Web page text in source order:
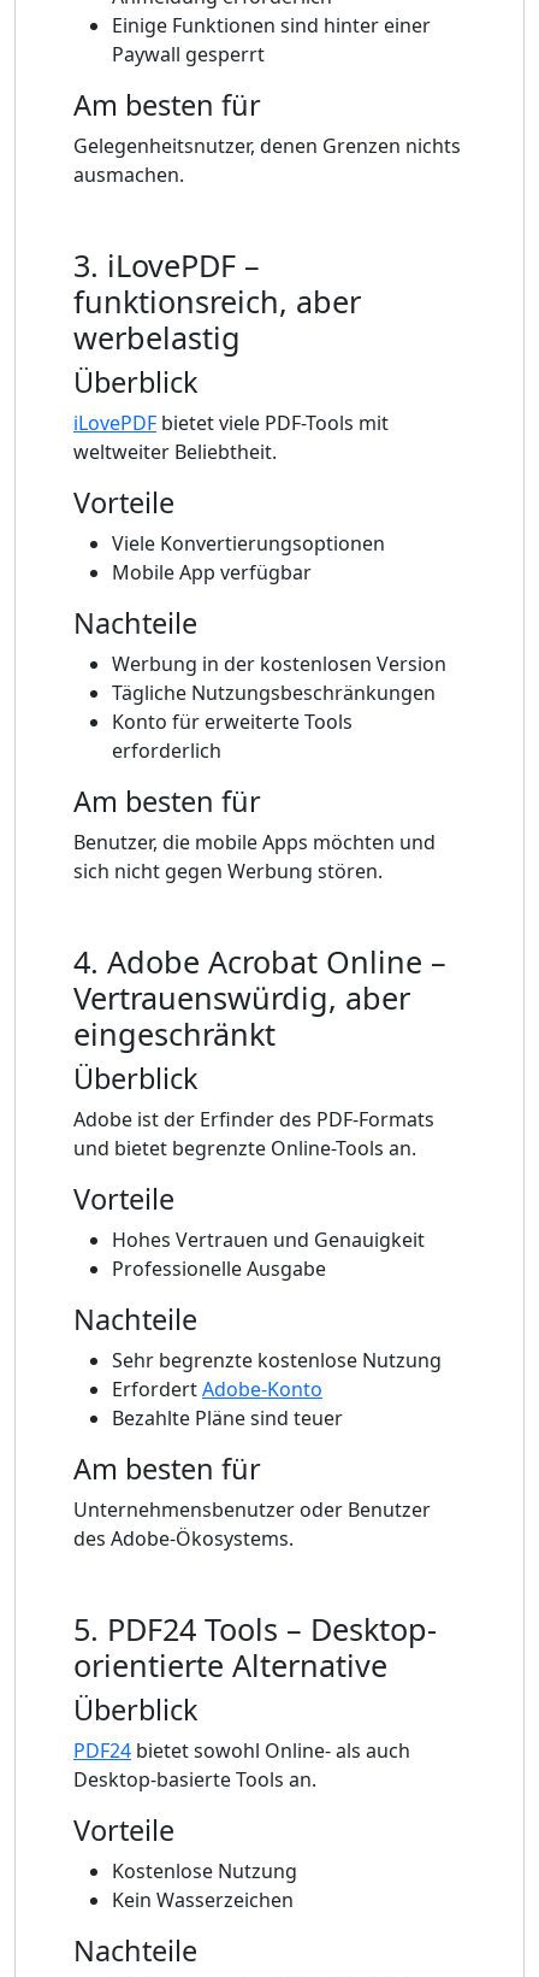
Einige Funktionen sind hinter einer
Paywall gesperrt
Am besten für
Gelegenheitsnutzer, denen Grenzen nichts
ausmachen.
3. iLovePDF –
funktionsreich, aber
werbelastig
Überblick
iLovePDF bietet viele PDF-Tools mit
weltweiter Beliebtheit.
Vorteile
Viele Konvertierungsoptionen
Mobile App verfügbar
Nachteile
Werbung in der kostenlosen Version
Tägliche Nutzungsbeschränkungen
Konto für erweiterte Tools
erforderlich
Am besten für
Benutzer, die mobile Apps möchten und
sich nicht gegen Werbung stören.
4. Adobe Acrobat Online –
Vertrauenswürdig, aber
eingeschränkt
Überblick
Adobe ist der Erfinder des PDF-Formats
und bietet begrenzte Online-Tools an.
Vorteile
Hohes Vertrauen und Genauigkeit
Professionelle Ausgabe
Nachteile
Sehr begrenzte kostenlose Nutzung
ErfordertAdobe-Konto
Bezahlte Pläne sind teuer
Am besten für
Unternehmensbenutzer oder Benutzer
des Adobe-Ökosystems.
5. PDF24 Tools – Desktop-
orientierte Alternative
Überblick
PDF24 bietet sowohl Online- als auch
Desktop-basierte Tools an.
Vorteile
Kostenlose Nutzung
Kein Wasserzeichen
Nachteile